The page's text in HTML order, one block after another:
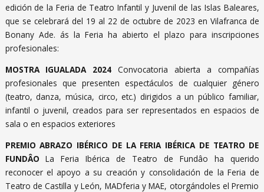
edición de la Feria de Teatro Infantil y Juvenil de las Islas Baleares,
que se celebrará del 19 al 22 de octubre de 2023 en Vilafranca de
Bonany Ade. ás la Feria ha abierto el plazo para inscripciones
profesionales:
MOSTRA IGUALADA 2024 Convocatoria abierta a compañías
profesionales que presenten espectáculos de cualquier género
(teatro, danza, música, circo, etc.) dirigidos a un público familiar,
infantil o juvenil, creados para ser representados en espacios de
sala o en espacios exteriores
PREMIO ABRAZO IBÉRICO DE LA FERIA IBÉRICA DE TEATRO DE
FUNDÂOLa Feria Ibérica de Teatro de Fundâo ha querido
reconocer el apoyo a su creación y consolidación de la Feria de
Teatro de Castilla y León, MADferia y MAE, otorgándoles el Premio